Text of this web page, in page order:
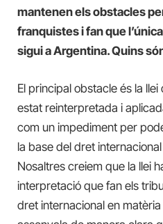
mantenen els obstacles
franquistes i fan que
sigui a Argentina. Quins
El principal obstacle és la llei
estat reinterpretada i
com un impediment per
la base del dret
Nosaltres creiem que la llei
interpretació que fan els
dret internacional en